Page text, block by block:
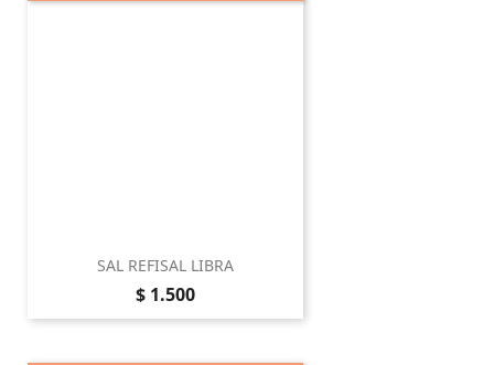
SAL REFISAL LIBRA
Precio
$ 1.500